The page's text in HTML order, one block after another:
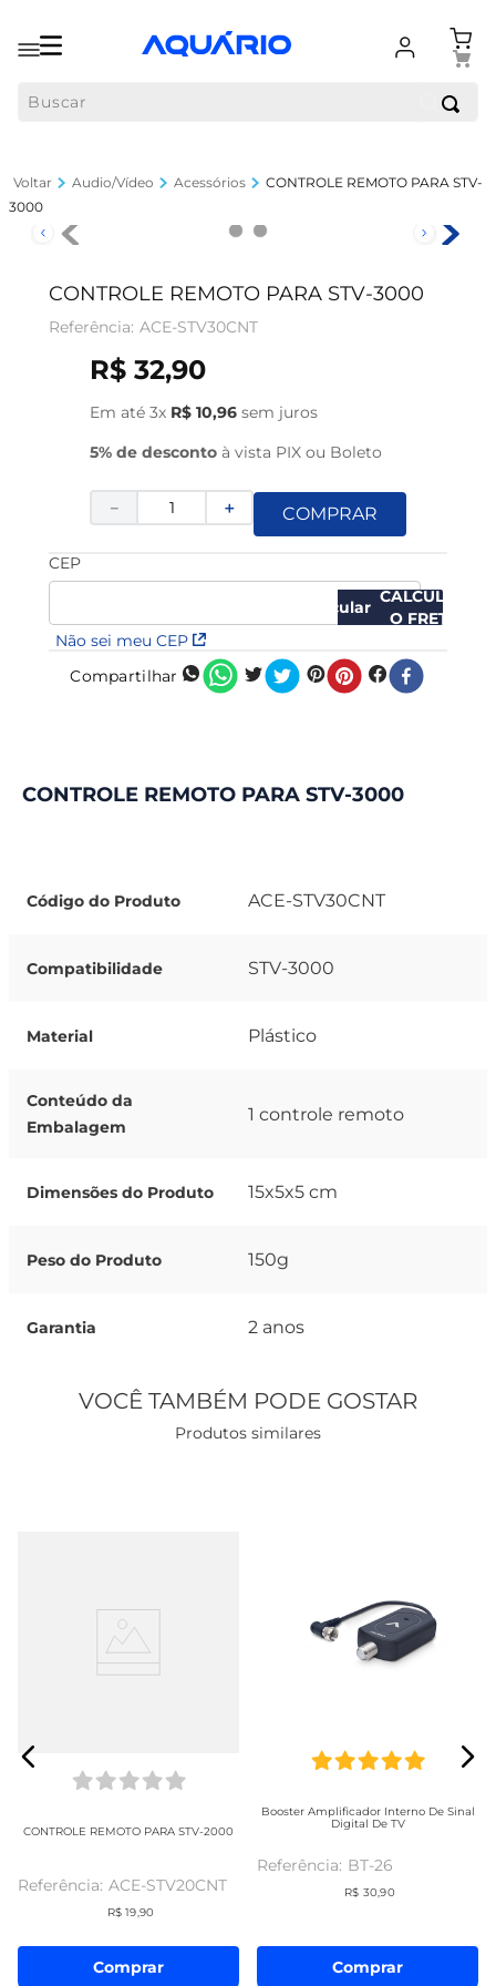
Audio/Vídeo Acessórios
CONTROLE REMOTO PARA STV-
3000
CONTROLE REMOTO PARA STV-3000
ACE-STV30CNT
R$ 32,90
Em até 3x R$ 10,96 sem juros
5% de desconto à vista PIX ou Boleto
＋
－ COMPRAR
CEP
Não sei meu CEP
CALCULAR
O FRETE
Compartilhar
CONTROLE REMOTO PARA STV-3000
Código do Produto ACE-STV30CNT
Compatibilidade STV-3000
Material Plástico
Conteúdo da
Embalagem
1 controle remoto
Dimensões do Produto 15x5x5 cm
Peso do Produto 150g
Garantia 2 anos
VOCÊ TAMBÉM PODE GOSTAR
Produtos similares
CONTROLE REMOTO PARA STV-2000
ACE-STV20CNT
R$ 19,90
Comprar
Booster Amplificador Interno De Sinal
Digital De TV
BT-26
R$ 30,90
Comprar